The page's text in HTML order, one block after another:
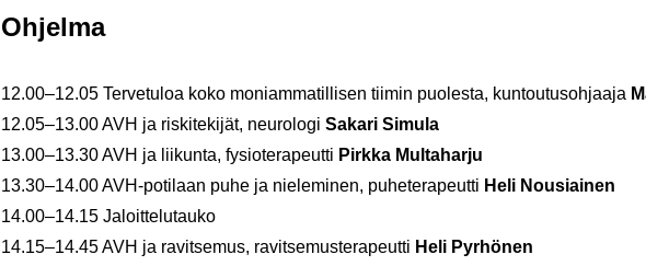
Oh­jel­ma
12.00–12.05 Ter­ve­tu­loa koko mo­niam­ma­til­li­sen tii­min puo­les­ta, kun­tou­tusoh­jaa­ja
12.05–13.00 AVH ja ris­ki­te­ki­jät, neu­ro­lo­gi Sa­ka­ri Si­mu­la
13.00–13.30 AVH ja lii­kun­ta, fy­sio­te­ra­peut­ti Pirk­ka Mul­ta­har­ju
13.30–14.00 AVH-​potilaan puhe ja nie­le­mi­nen, pu­he­te­ra­peut­ti Heli Nousiai­nen
14.00–14.15 Ja­loit­te­lu­tau­ko
14.15–14.45 AVH ja ra­vit­se­mus, ra­vit­se­mus­te­ra­peut­ti Heli Pyr­hö­nen